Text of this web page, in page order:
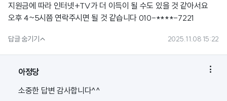
지원금에 따라 인터넷+TV가 더 이득이 될 수도 있을 것 같아서요
오후 4~5시쯤 연락주시면 될 것 같습니다 010-****-7221
답글 숨기기 2025.11.08 15:22
아정당 
소중한 답변 감사합니다^^